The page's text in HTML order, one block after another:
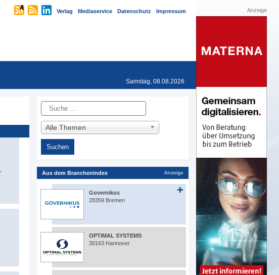
Verlag Mediaservice Datenschutz Impressum
Samstag, 08.08.2026
Suche
Alle Themen
Aus dem Branchenindex Anzeige
Governikus
28359 Bremen
OPTIMAL SYSTEMS
30163 Hannover
Anzeige